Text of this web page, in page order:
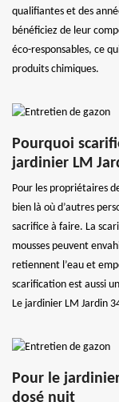
qualifiantes et des
bénéficiez de leur
éco-responsables, ce
produits chimiques.
Pourquoi
jardinier LM
Pour les propriétaires
bien là où d’autres
sacrifice à faire. La
mousses peuvent
retiennent l’eau et
scarification est aussi
Le jardinier LM Jardin
Pour le
dosé nuit